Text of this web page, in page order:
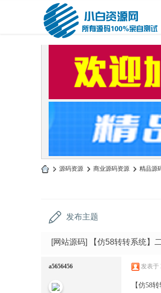
» 源码资源 › 商业源码资源 › 精品源
发布主题
[网站源码] 【仿58转转系统】
a5656456 发表于
【仿58